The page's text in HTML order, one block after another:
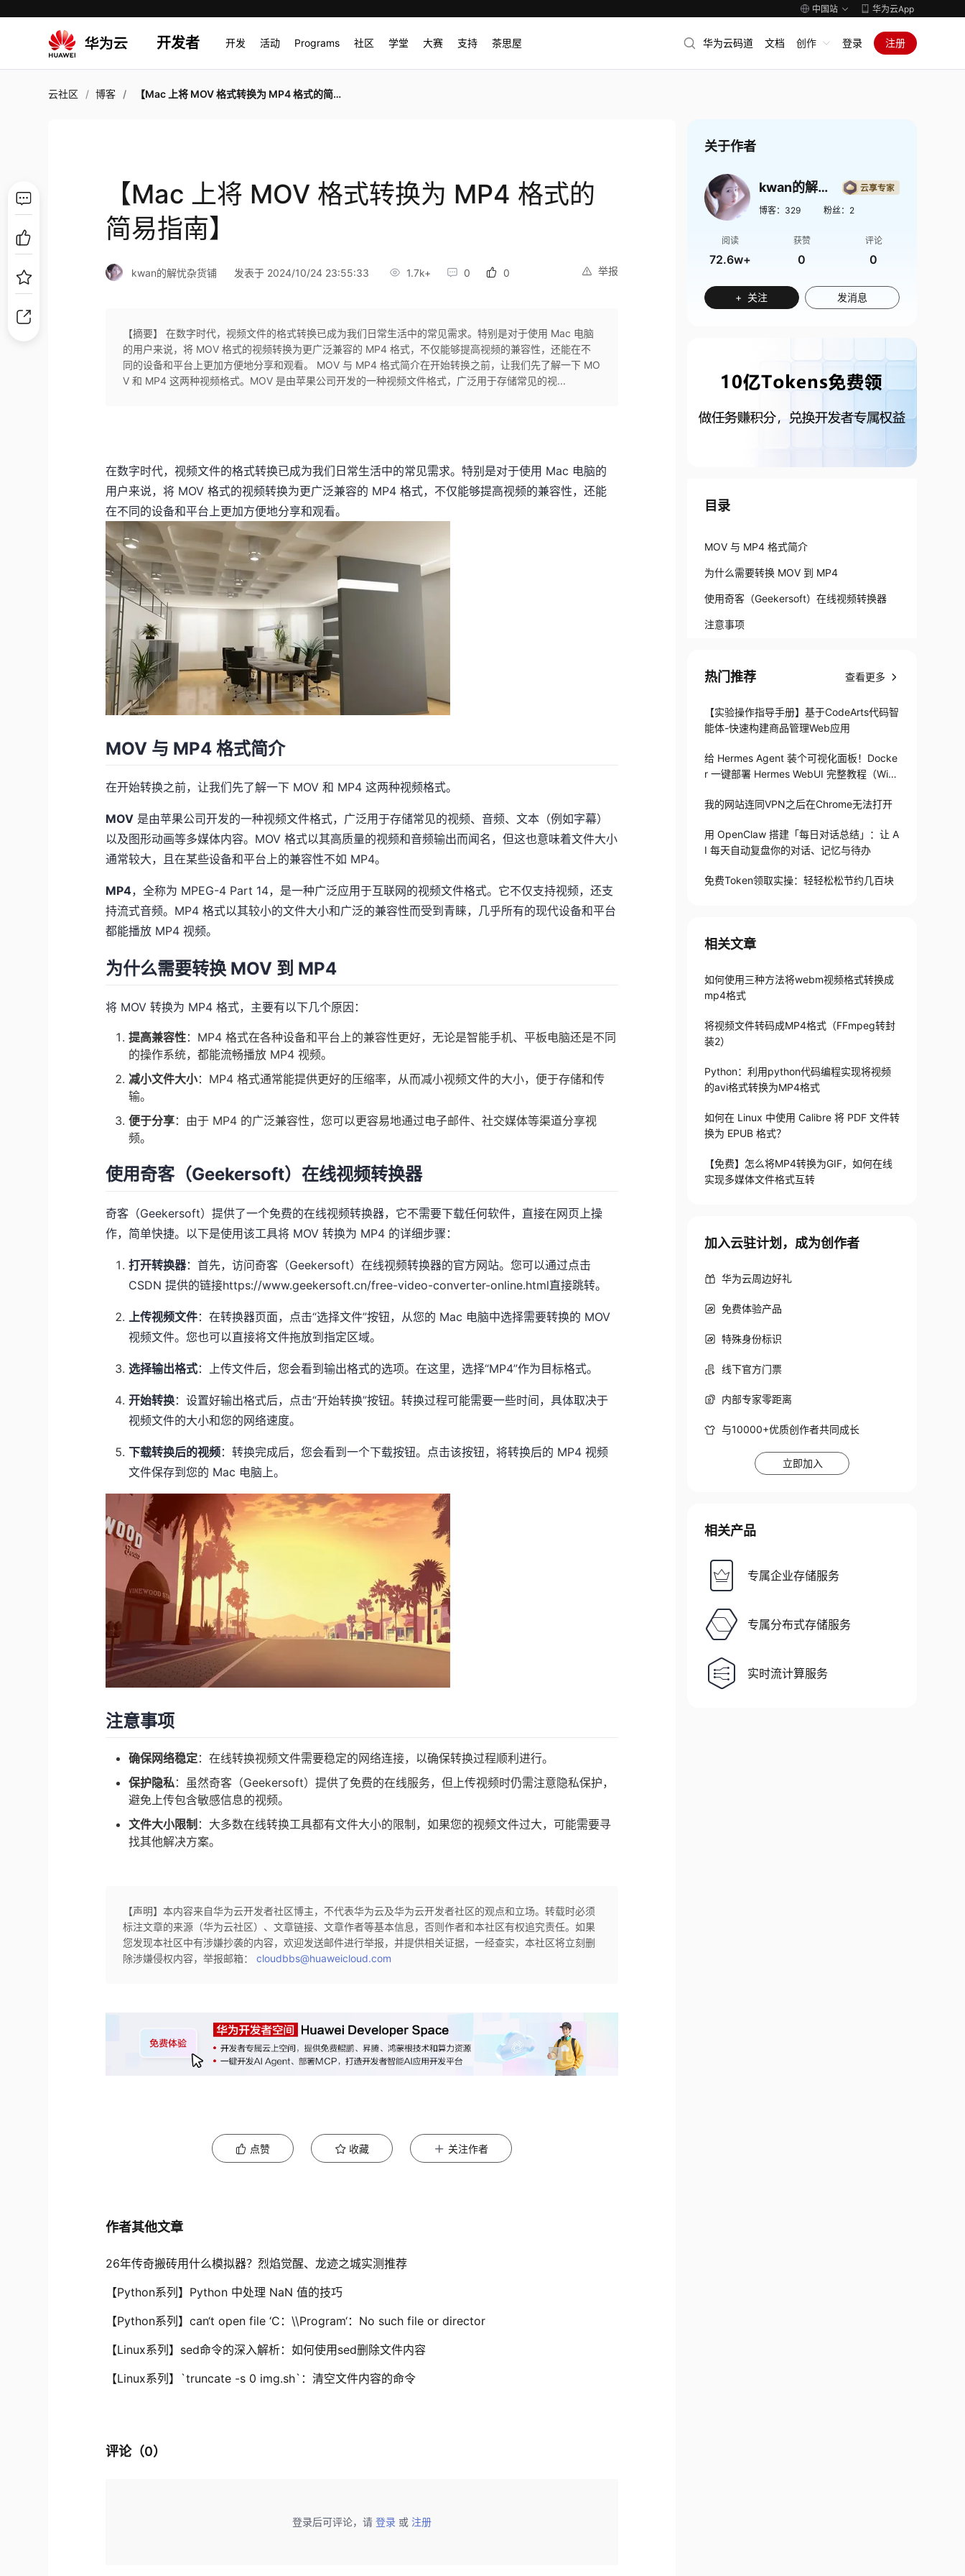
中国站 华为云App
开发者 开发 活动 Programs 社区 学堂 大赛 支持 茶思屋 华为云码道 文档 创作 登录 注册
云社区 博客 【Mac 上将 MOV 格式转换为 MP4 格式的简易指南】
【Mac 上将 MOV 格式转换为 MP4 格式的
简易指南】
举报
kwan的解忧杂货铺 发表于 2024/10/24 23:55:33 1.7k+ 0 0
【摘要】 在数字时代，视频文件的格式转换已成为我们日常生活中的常见需求。特别是对于使用 Mac 电脑
的用户来说，将 MOV 格式的视频转换为更广泛兼容的 MP4 格式，不仅能够提高视频的兼容性，还能在不
同的设备和平台上更加方便地分享和观看。 MOV 与 MP4 格式简介在开始转换之前，让我们先了解一下 MO
V 和 MP4 这两种视频格式。MOV 是由苹果公司开发的一种视频文件格式，广泛用于存储常见的视...
在数字时代，视频文件的格式转换已成为我们日常生活中的常见需求。特别是对于使用 Mac 电脑的
用户来说，将 MOV 格式的视频转换为更广泛兼容的 MP4 格式，不仅能够提高视频的兼容性，还能
在不同的设备和平台上更加方便地分享和观看。
MOV 与 MP4 格式简介
在开始转换之前，让我们先了解一下 MOV 和 MP4 这两种视频格式。
MOV 是由苹果公司开发的一种视频文件格式，广泛用于存储常见的视频、音频、文本（例如字幕）
以及图形动画等多媒体内容。MOV 格式以其高质量的视频和音频输出而闻名，但这也意味着文件大小
通常较大，且在某些设备和平台上的兼容性不如 MP4。
MP4，全称为 MPEG-4 Part 14，是一种广泛应用于互联网的视频文件格式。它不仅支持视频，还支
持流式音频。MP4 格式以其较小的文件大小和广泛的兼容性而受到青睐，几乎所有的现代设备和平台
都能播放 MP4 视频。
为什么需要转换 MOV 到 MP4
将 MOV 转换为 MP4 格式，主要有以下几个原因：
提高兼容性：MP4 格式在各种设备和平台上的兼容性更好，无论是智能手机、平板电脑还是不同
的操作系统，都能流畅播放 MP4 视频。
减小文件大小：MP4 格式通常能提供更好的压缩率，从而减小视频文件的大小，便于存储和传
输。
便于分享：由于 MP4 的广泛兼容性，您可以更容易地通过电子邮件、社交媒体等渠道分享视
频。
使用奇客（Geekersoft）在线视频转换器
奇客（Geekersoft）提供了一个免费的在线视频转换器，它不需要下载任何软件，直接在网页上操
作，简单快捷。以下是使用该工具将 MOV 转换为 MP4 的详细步骤：
打开转换器：首先，访问奇客（Geekersoft）在线视频转换器的官方网站。您可以通过点击
CSDN 提供的链接https://www.geekersoft.cn/free-video-converter-online.html直接跳转。
上传视频文件：在转换器页面，点击“选择文件”按钮，从您的 Mac 电脑中选择需要转换的 MOV
视频文件。您也可以直接将文件拖放到指定区域。
选择输出格式：上传文件后，您会看到输出格式的选项。在这里，选择“MP4”作为目标格式。
开始转换：设置好输出格式后，点击“开始转换”按钮。转换过程可能需要一些时间，具体取决于
视频文件的大小和您的网络速度。
下载转换后的视频：转换完成后，您会看到一个下载按钮。点击该按钮，将转换后的 MP4 视频
文件保存到您的 Mac 电脑上。
注意事项
确保网络稳定：在线转换视频文件需要稳定的网络连接，以确保转换过程顺利进行。
保护隐私：虽然奇客（Geekersoft）提供了免费的在线服务，但上传视频时仍需注意隐私保护，
避免上传包含敏感信息的视频。
文件大小限制 ：大多数在线转换工具都有文件大小的限制，如果您的视频文件过大，可能需要寻
找其他解决方案。
【声明】本内容来自华为云开发者社区博主，不代表华为云及华为云开发者社区的观点和立场。转载时必须
标注文章的来源（华为云社区）、文章链接、文章作者等基本信息，否则作者和本社区有权追究责任。如果
您发现本社区中有涉嫌抄袭的内容，欢迎发送邮件进行举报，并提供相关证据，一经查实，本社区将立刻删
除涉嫌侵权内容，举报邮箱：cloudbbs@huaweicloud.com
点赞 收藏 关注作者
作者其他文章
26年传奇搬砖用什么模拟器？烈焰觉醒、龙迹之城实测推荐
【Python系列】Python 中处理 NaN 值的技巧
【Python系列】can‘t open file ‘C：\\Program‘：No such file or director
【Linux系列】sed命令的深入解析：如何使用sed删除文件内容
【Linux系列】`truncate -s 0 img.sh`：清空文件内容的命令
评论（0）
登录后可评论，请 登录 或 注册
关于作者
kwan的解忧杂货铺
博客： 329 粉丝： 2
阅读
72.6w+
获赞
0
评论
0
+ 关注 发消息
目录
MOV 与 MP4 格式简介
为什么需要转换 MOV 到 MP4
使用奇客（Geekersoft）在线视频转换器
注意事项
热门推荐 查看更多
【实验操作指导手册】基于CodeArts代码智
能体-快速构建商品管理Web应用
给 Hermes Agent 装个可视化面板！Docke
r 一键部署 Hermes WebUI 完整教程（Win
我的网站连同VPN之后在Chrome无法打开
用 OpenClaw 搭建「每日对话总结」：让 A
I 每天自动复盘你的对话、记忆与待办
免费Token领取实操：轻轻松松节约几百块
相关文章
如何使用三种方法将webm视频格式转换成
mp4格式
将视频文件转码成MP4格式（FFmpeg转封
装2）
Python：利用python代码编程实现将视频
的avi格式转换为MP4格式
如何在 Linux 中使用 Calibre 将 PDF 文件转
换为 EPUB 格式？
【免费】怎么将MP4转换为GIF，如何在线
实现多媒体文件格式互转
加入云驻计划，成为创作者
华为云周边好礼
免费体验产品
特殊身份标识
线下官方门票
内部专家零距离
与10000+优质创作者共同成长
立即加入
相关产品
专属企业存储服务
专属分布式存储服务
实时流计算服务